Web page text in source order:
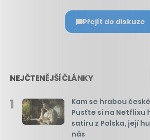
Přejít do diskuze
NEJČTENĚJŠÍ ČLÁNKY
1
Kam se hrabou
Pusťte si na Netflixu
satiru z Polska, její
nás